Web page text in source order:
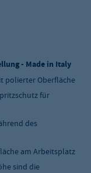
- Made in Italy
polierter Oberfläche
für
des
am Arbeitsplatz
sind die